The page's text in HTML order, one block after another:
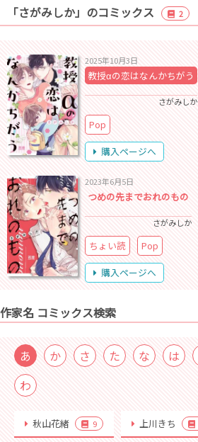
「さがみしか」のコミックス 2
2025年10月3日
教授αの恋はなんかちがう
さがみしか
Pop
購入ページへ
2023年6月5日
つめの先までおれのもの
さがみしか
ちょい読
Pop
購入ページへ
作家名 コミックス検索
あ か さ た な は
わ
秋山花緒 9 上川きち